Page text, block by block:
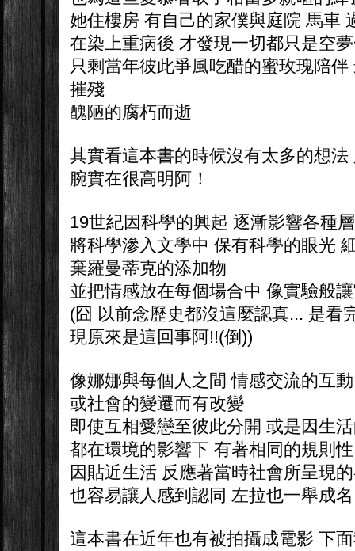
她住樓房 有自己的家僕與庭院 馬車
在染上重病後 才發現一切都只是空
只剩當年彼此爭風吃醋的蜜玫瑰陪
摧殘
醜陋的腐朽而逝
其實看這本書的時候沒有太多的想
腕實在很高明阿！
19世紀因科學的興起 逐漸影響各種
將科學滲入文學中 保有科學的眼光
棄羅曼蒂克的添加物
並把情感放在每個場合中 像實驗般
(囧 以前念歷史都沒這麼認真... 是看
現原來是這回事阿!!(倒))
像娜娜與每個人之間 情感交流的互
或社會的變遷而有改變
即使互相愛戀至彼此分開 或是因生
都在環境的影響下 有著相同的規則性
因貼近生活 反應著當時社會所呈現
也容易讓人感到認同 左拉也一舉成名
這本書在近年也有被拍攝成電影 下